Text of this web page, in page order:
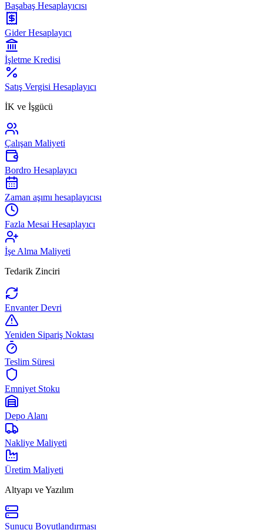
Başabaş Hesaplayıcısı
Gider Hesaplayıcı
İşletme Kredisi
Satış Vergisi Hesaplayıcı
İK ve İşgücü
Çalışan Maliyeti
Bordro Hesaplayıcı
Zaman aşımı hesaplayıcısı
Fazla Mesai Hesaplayıcı
İşe Alma Maliyeti
Tedarik Zinciri
Envanter Devri
Yeniden Sipariş Noktası
Teslim Süresi
Emniyet Stoku
Depo Alanı
Nakliye Maliyeti
Üretim Maliyeti
Altyapı ve Yazılım
Sunucu Boyutlandırması